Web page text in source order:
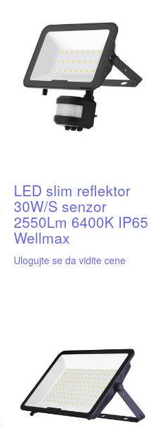
LED slim reflektor
30W/S senzor
2550Lm 6400K IP65
Wellmax
Ulogujte se da vidite cene